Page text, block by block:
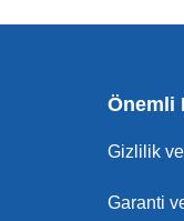
Önemli
Gizlilik
Garanti